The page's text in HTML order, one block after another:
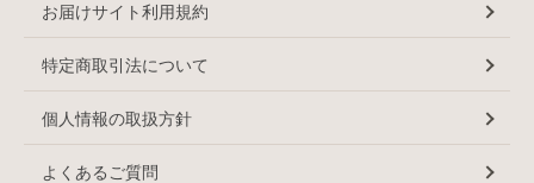
お届けサイト利用規約
特定商取引法について
個人情報の取扱方針
よくあるご質問